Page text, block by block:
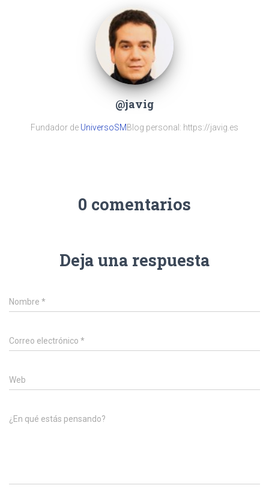
@javig
Fundador de UniversoSMBlog personal: https://javig.es
0 comentarios
Deja una respuesta
Nombre *
Correo electrónico *
Web
¿En qué estás pensando?